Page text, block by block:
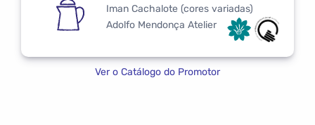
Iman Cachalote (cores variadas)
Adolfo Mendonça Atelier
Ver o Catálogo do Promotor